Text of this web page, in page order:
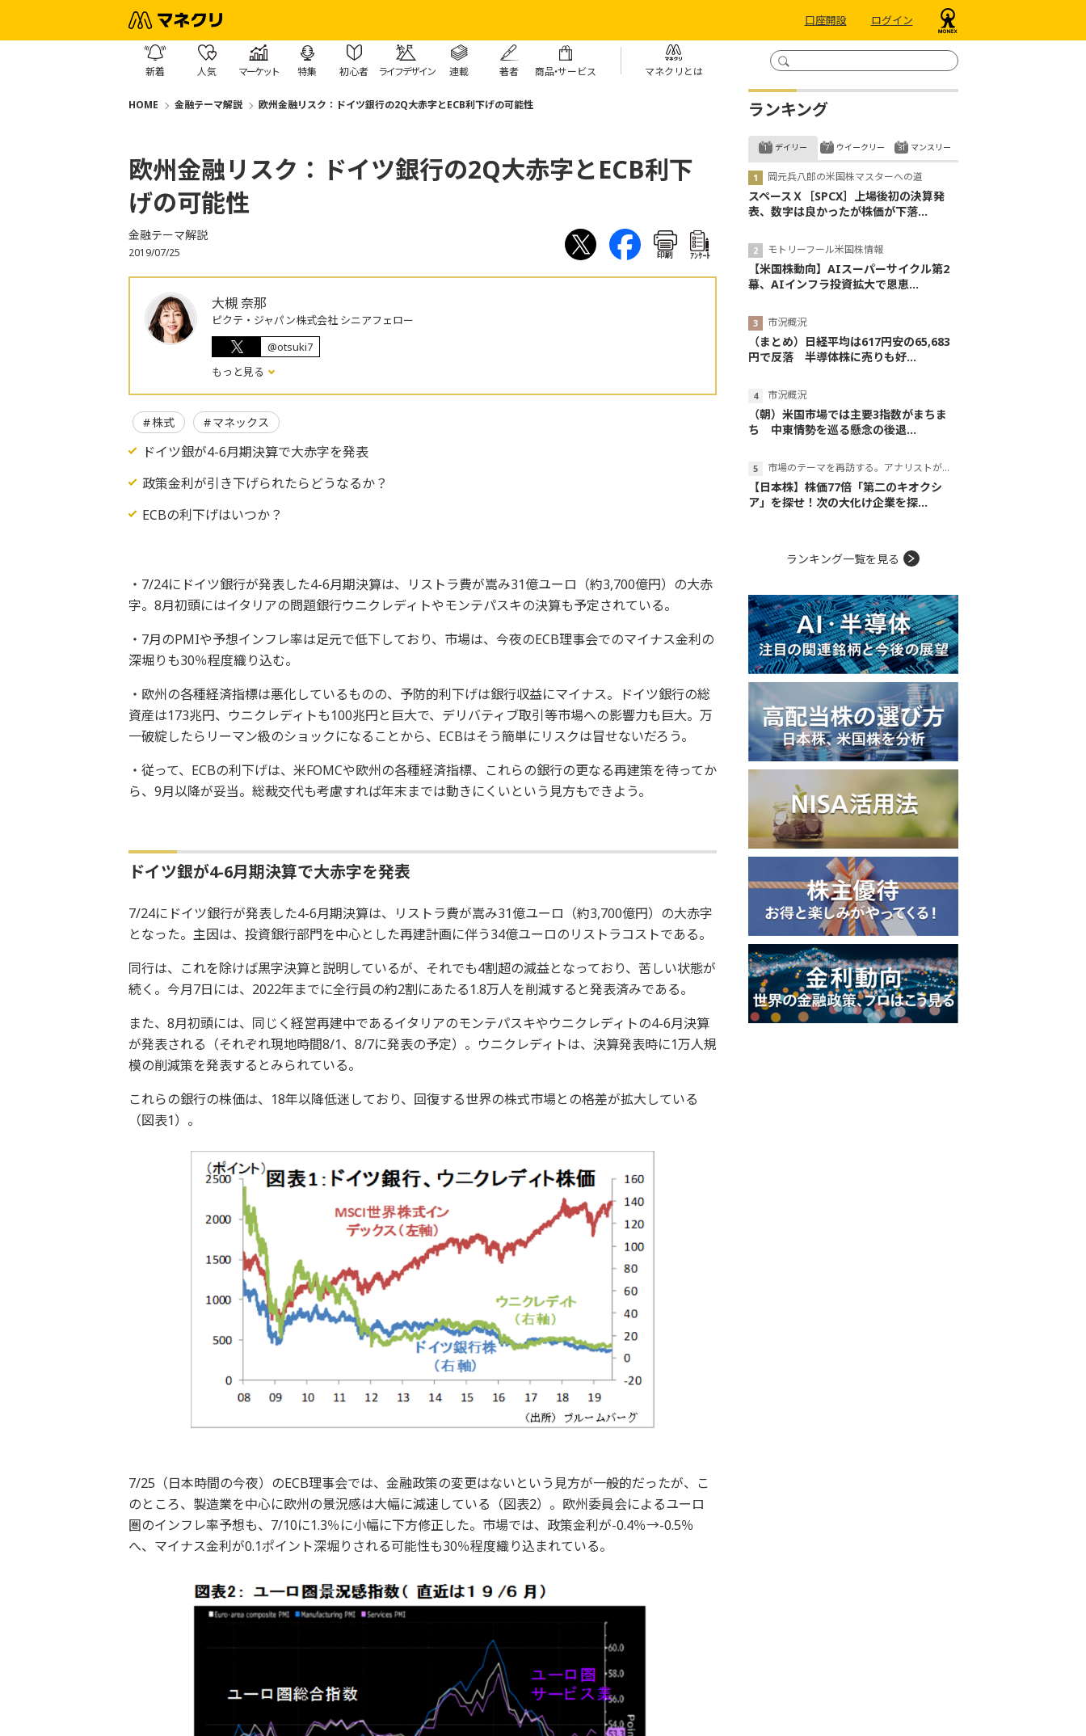
口座開設 ログイン
新着 人気 マーケット 特集 初心者 ライフデザイン 連載 著者 商品・サービス マネクリとは
HOME 金融テーマ解説 欧州金融リスク：ドイツ銀行の2Q大赤字とECB利下げの可能性
欧州金融リスク：ドイツ銀行の2Q大赤字とECB利下
げの可能性
金融テーマ解説
2019/07/25 印刷 ｱﾝｹｰﾄ
大槻 奈那
ピクテ・ジャパン株式会社 シニアフェロー
@otsuki7
もっと見る
株式 マネックス
ドイツ銀が4-6月期決算で大赤字を発表
政策金利が引き下げられたらどうなるか？
ECBの利下げはいつか？
・7/24にドイツ銀行が発表した4-6月期決算は、リストラ費が嵩み31億ユーロ（約3,700億円）の大赤
字。8月初頭にはイタリアの問題銀行ウニクレディトやモンテパスキの決算も予定されている。
・7月のPMIや予想インフレ率は足元で低下しており、市場は、今夜のECB理事会でのマイナス金利の
深堀りも30％程度織り込む。
・欧州の各種経済指標は悪化しているものの、予防的利下げは銀行収益にマイナス。ドイツ銀行の総
資産は173兆円、ウニクレディトも100兆円と巨大で、デリバティブ取引等市場への影響力も巨大。万
一破綻したらリーマン級のショックになることから、ECBはそう簡単にリスクは冒せないだろう。
・従って、ECBの利下げは、米FOMCや欧州の各種経済指標、これらの銀行の更なる再建策を待ってか
ら、9月以降が妥当。総裁交代も考慮すれば年末までは動きにくいという見方もできよう。
ドイツ銀が4-6月期決算で大赤字を発表
7/24にドイツ銀行が発表した4-6月期決算は、リストラ費が嵩み31億ユーロ（約3,700億円）の大赤字
となった。主因は、投資銀行部門を中心とした再建計画に伴う34億ユーロのリストラコストである。
同行は、これを除けば黒字決算と説明しているが、それでも4割超の減益となっており、苦しい状態が
続く。今月7日には、2022年までに全行員の約2割にあたる1.8万人を削減すると発表済みである。
また、8月初頭には、同じく経営再建中であるイタリアのモンテパスキやウニクレディトの4-6月決算
が発表される（それぞれ現地時間8/1、8/7に発表の予定）。ウニクレディトは、決算発表時に1万人規
模の削減策を発表するとみられている。
これらの銀行の株価は、18年以降低迷しており、回復する世界の株式市場との格差が拡大している
（図表1）。
7/25（日本時間の今夜）のECB理事会では、金融政策の変更はないという見方が一般的だったが、こ
のところ、製造業を中心に欧州の景況感は大幅に減速している（図表2）。欧州委員会によるユーロ
圏のインフレ率予想も、7/10に1.3％に小幅に下方修正した。市場では、政策金利が-0.4％→-0.5％
へ、マイナス金利が0.1ポイント深堀りされる可能性も30％程度織り込まれている。
ランキング
デイリー
岡元兵八郎の米国株マスターへの道
スペースＸ［SPCX］上場後初の決算発
表、数字は良かったが株価が下落...
モトリーフール米国株情報
【米国株動向】AIスーパーサイクル第2
幕、AIインフラ投資拡大で恩恵...
市況概況
（まとめ）日経平均は617円安の65,683
円で反落 半導体株に売りも好...
市況概況
（朝）米国市場では主要3指数がまちま
ち 中東情勢を巡る懸念の後退...
市場のテーマを再訪する。アナリストが読み解くテーマの本質
【日本株】株価77倍「第二のキオクシ
ア」を探せ！次の大化け企業を探...
ウイークリー マンスリー
ランキング一覧を見る